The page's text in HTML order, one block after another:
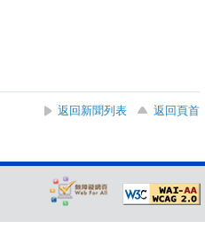
返回新聞列表
返回頁首